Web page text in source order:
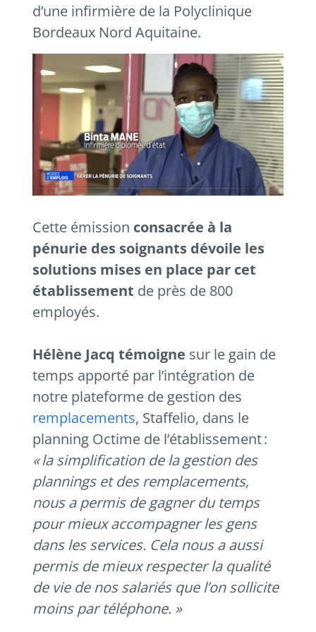
d’une infirmière de la Polyclinique
Bordeaux Nord Aquitaine.
Cette émission consacrée à la
pénurie des soignants dévoile les
solutions mises en place par cet
établissement de près de 800
employés.
Hélène Jacq témoigne sur le gain de
temps apporté par l’intégration de
notre plateforme de gestion des
remplacements, Staffelio, dans le
planning Octime de l’établissement :
« la simplification de la gestion des
plannings et des remplacements,
nous a permis de gagner du temps
pour mieux accompagner les gens
dans les services. Cela nous a aussi
permis de mieux respecter la qualité
de vie de nos salariés que l’on sollicite
moins par téléphone. »